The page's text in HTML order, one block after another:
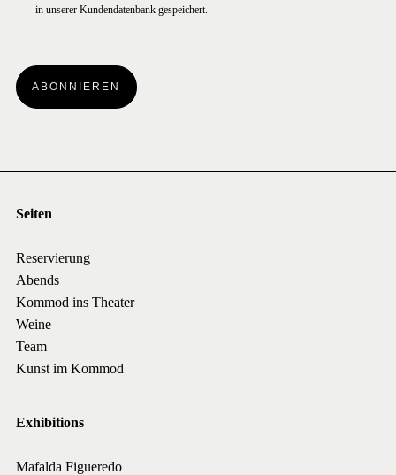
in unserer Kundendatenbank gespeichert.
ABONNIEREN
Seiten
Reservierung
Abends
Kommod ins Theater
Weine
Team
Kunst im Kommod
Exhibitions
Mafalda Figueredo